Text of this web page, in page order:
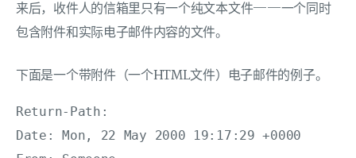
来后，收件人的信箱里只有一个纯文本文件——一个同时
包含附件和实际电子邮件内容的文件。
下面是一个带附件（一个HTML文件）电子邮件的例子。
Return-Path:
Date: Mon, 22 May 2000 19:17:29 +0000